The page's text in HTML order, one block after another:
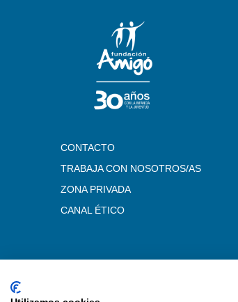
CONTACTO
TRABAJA CON NOSOTROS/AS
ZONA PRIVADA
CANAL ÉTICO